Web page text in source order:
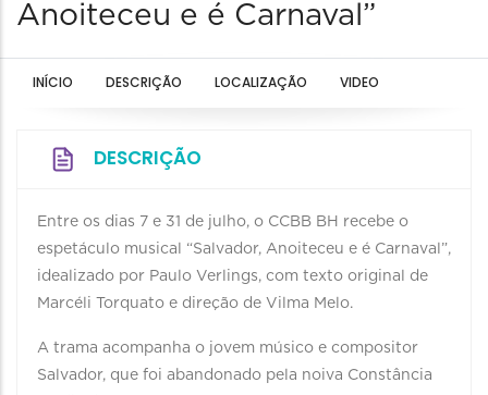
Anoiteceu e é Carnaval”
INÍCIO DESCRIÇÃO LOCALIZAÇÃO VIDEO
DESCRIÇÃO
Entre os dias 7 e 31 de julho, o CCBB BH recebe o
espetáculo musical “Salvador, Anoiteceu e é Carnaval”,
idealizado por Paulo Verlings, com texto original de
Marcéli Torquato e direção de Vilma Melo.
A trama acompanha o jovem músico e compositor
Salvador, que foi abandonado pela noiva Constância